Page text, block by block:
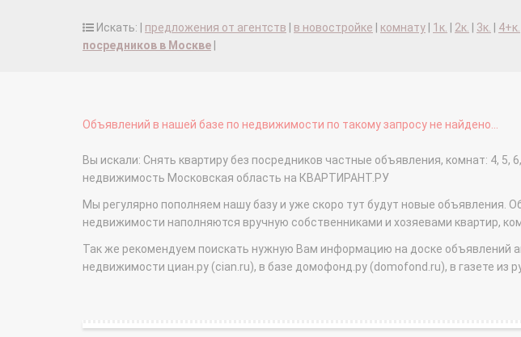
Искать: | предложения от агентств в новостройке комнату 1к. 2к. 3к. 4+к.
посредников в Москве
Объявлений в нашей базе по недвижимости по такому запросу не найдено...
Вы искали: Снять квартиру без посредников частные объявления, комнат: 4, 5,
недвижимость Московская область на КВАРТИРАНТ.РУ
Мы регулярно пополняем нашу базу и уже скоро тут будут новые объявления.
недвижимости наполняются вручную собственниками и хозяевами квартир,
Так же рекомендуем поискать нужную Вам информацию на доске объявлений
недвижимости циан.ру (cian.ru), в базе домофонд.ру (domofond.ru), в газете из